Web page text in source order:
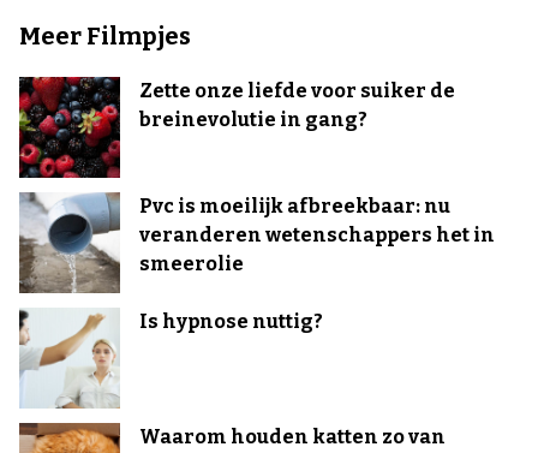
Meer Filmpjes
Zette onze liefde voor suiker de
breinevolutie in gang?
Pvc is moeilijk afbreekbaar: nu
veranderen wetenschappers het in
smeerolie
Is hypnose nuttig?
Waarom houden katten zo van